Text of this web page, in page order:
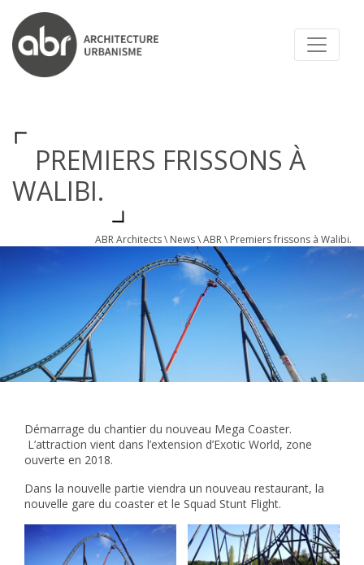
ABR ARCHITECTS
PREMIERS FRISSONS À
WALIBI.
ABR Architects\ News\ABR\ Premiers frissons à Walibi.
Démarrage du chantier du nouveau Mega Coaster.
L’attraction vient dans l’extension d’Exotic World, zone
ouverte en 2018.
Dans la nouvelle partie viendra un nouveau restaurant, la
nouvelle gare du coaster et le Squad Stunt Flight.